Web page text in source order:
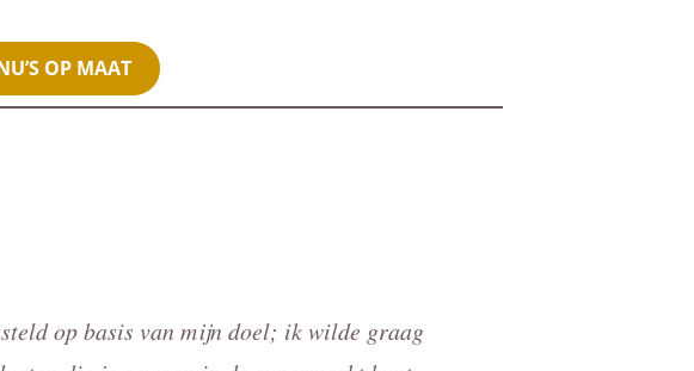
OP MAAT
op basis van mijn doel; ik wilde graag